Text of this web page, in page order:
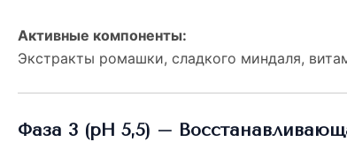
Активные компоненты:
Экстракты ромашки, сладкого миндаля,
Фаза 3 (pH 5,5) –